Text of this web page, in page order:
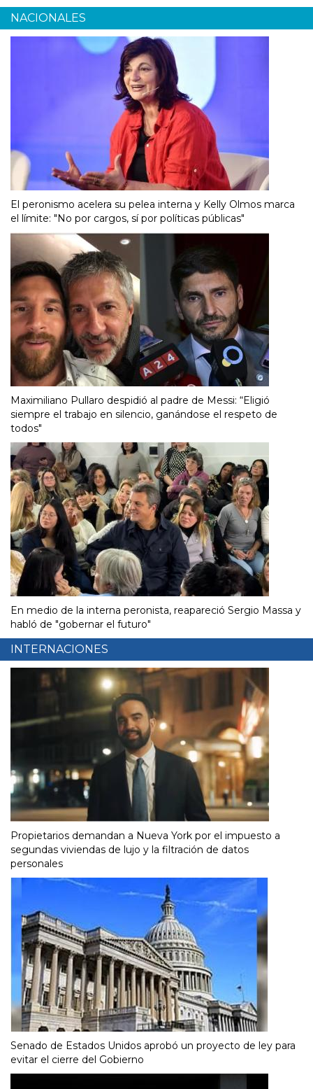
NACIONALES
El peronismo acelera su pelea interna y Kelly Olmos marca
el límite: "No por cargos, sí por políticas públicas"
Maximiliano Pullaro despidió al padre de Messi: “Eligió
siempre el trabajo en silencio, ganándose el respeto de
todos"
En medio de la interna peronista, reapareció Sergio Massa y
habló de "gobernar el futuro"
INTERNACIONES
Propietarios demandan a Nueva York por el impuesto a
segundas viviendas de lujo y la filtración de datos
personales
Senado de Estados Unidos aprobó un proyecto de ley para
evitar el cierre del Gobierno